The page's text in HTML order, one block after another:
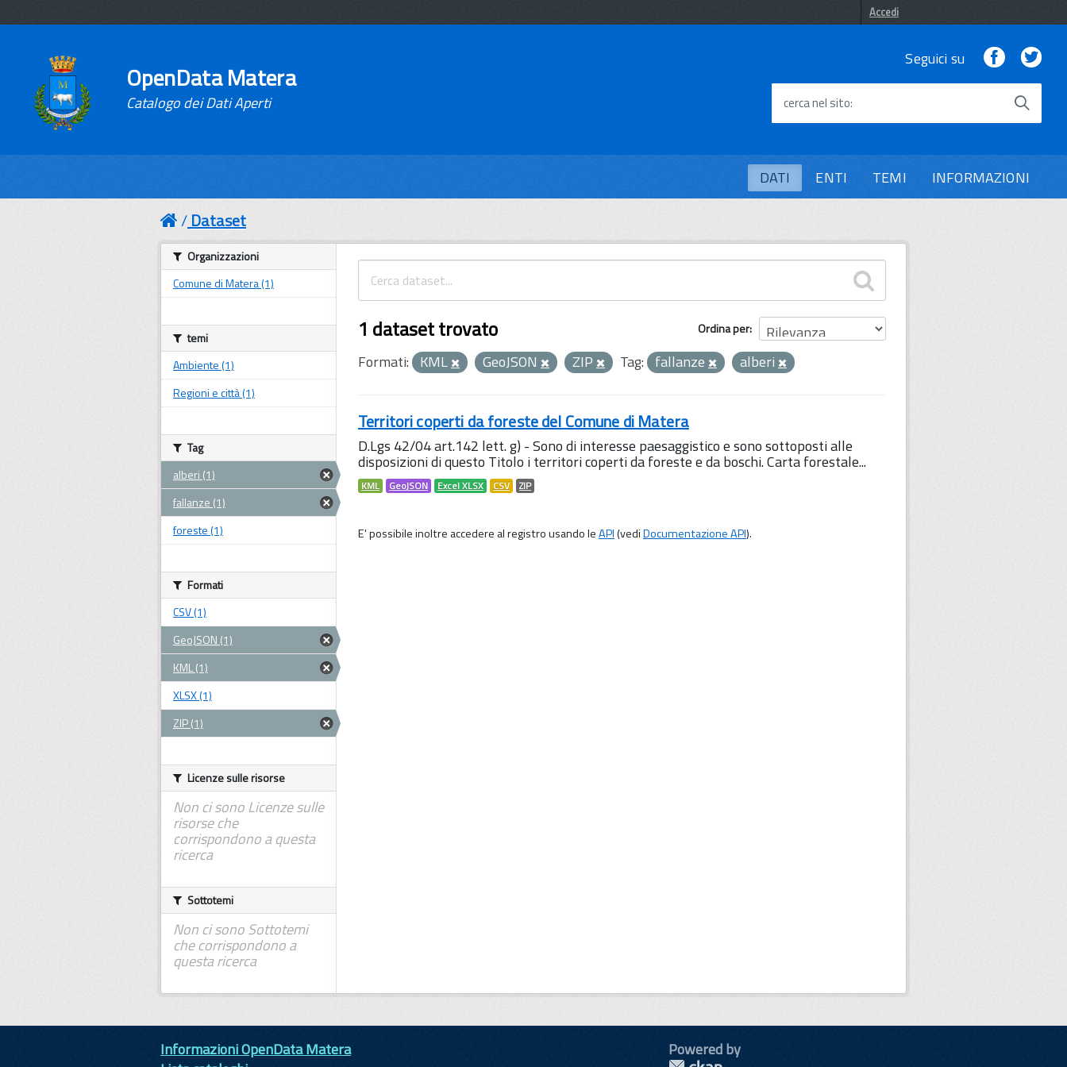
Accedi
OpenData Matera
Catalogo dei Dati Aperti
Seguici su Facebook
cerca nel sito
DATI ENTI TEMI INFORMAZIONI
Dataset
Ordina per
1 dataset trovato
Formati: KML GeoJSON ZIP Tag: fallanze alberi
Territori coperti da foreste del Comune di Matera
D.Lgs 42/04 art.142 lett. g) - Sono di interesse paesaggistico e sono sottoposti alle
disposizioni di questo Titolo i territori coperti da foreste e da boschi. Carta forestale...
KML GeoJSON Excel XLSX CSV ZIP
E' possibile inoltre accedere al registro usando leAPI(vediDocumentazione API).
Organizzazioni
Comune di Matera (1)
temi
Ambiente (1)
Regioni e città (1)
Tag
alberi (1)
fallanze (1)
foreste (1)
Formati
CSV (1)
GeoJSON (1)
KML (1)
XLSX (1)
ZIP (1)
Licenze sulle risorse
Non ci sono Licenze sulle
risorse che
corrispondono a questa
ricerca
Sottotemi
Non ci sono Sottotemi
che corrispondono a
questa ricerca
Informazioni OpenData Matera
Powered by